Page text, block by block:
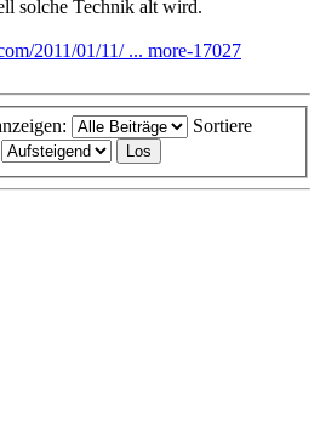
solche Technik alt wird.
2011/01/11/ ... more-17027
Sortiere